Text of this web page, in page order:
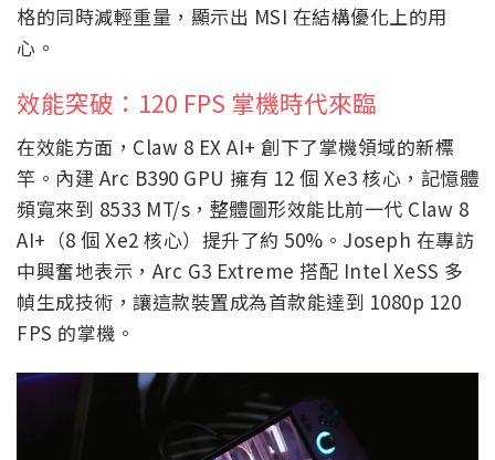
格的同時減輕重量，顯示出 MSI 在結構優化上的用
心。
效能突破：120 FPS 掌機時代來臨
在效能方面，Claw 8 EX AI+ 創下了掌機領域的新標
竿。內建 Arc B390 GPU 擁有 12 個 Xe3 核心，記憶體
頻寬來到 8533 MT/s，整體圖形效能比前一代 Claw 8
AI+（8 個 Xe2 核心）提升了約 50%。Joseph 在專訪
中興奮地表示，Arc G3 Extreme 搭配 Intel XeSS 多
幀生成技術，讓這款裝置成為首款能達到 1080p 120
FPS 的掌機。